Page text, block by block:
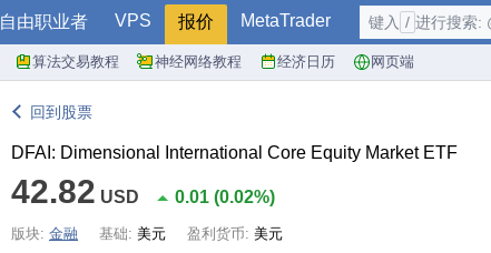
自由职业者 VPS 报价 MetaTrader
算法交易教程 神经网络教程 经济日历 网页端
键入 / 进行搜索:
回到股票
DFAI: Dimensional International Core Equity Market ETF
42.82 USD 0.01 (0.02%)
版块: 金融 基础: 美元 盈利货币: 美元